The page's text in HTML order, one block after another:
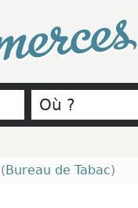
(Bureau de Tabac)